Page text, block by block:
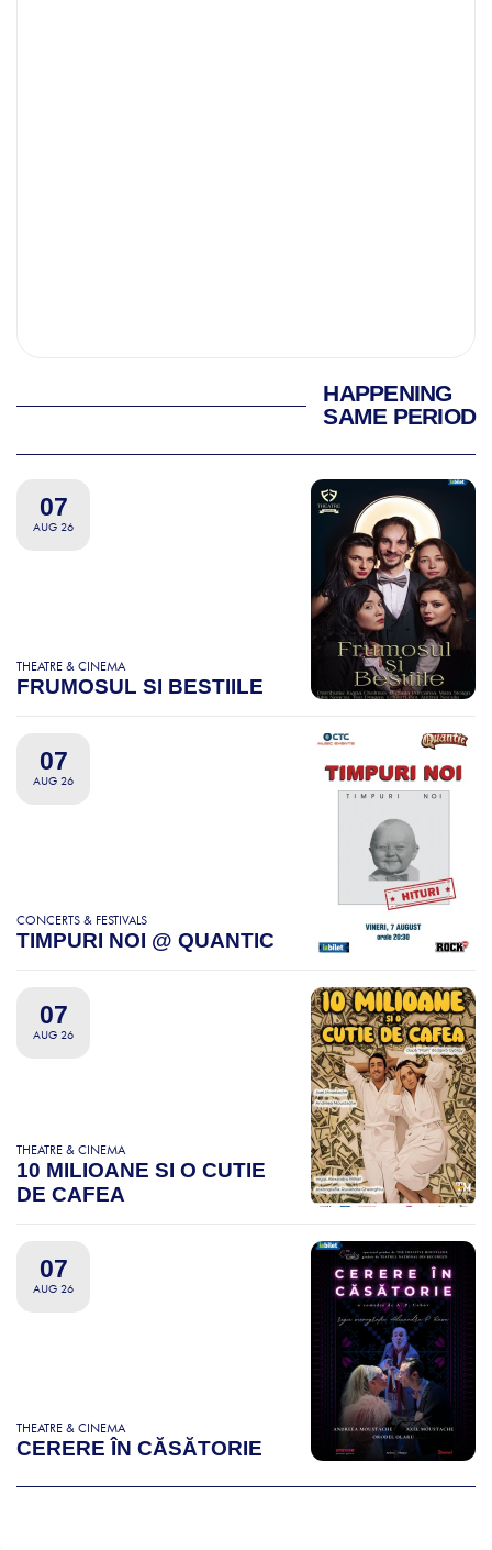
HAPPENING
SAME PERIOD
07
AUG 26
THEATRE & CINEMA
FRUMOSUL SI BESTIILE
07
AUG 26
CONCERTS & FESTIVALS
TIMPURI NOI @ QUANTIC
07
AUG 26
THEATRE & CINEMA
10 MILIOANE SI O CUTIE
DE CAFEA
07
AUG 26
THEATRE & CINEMA
CERERE ÎN CĂSĂTORIE